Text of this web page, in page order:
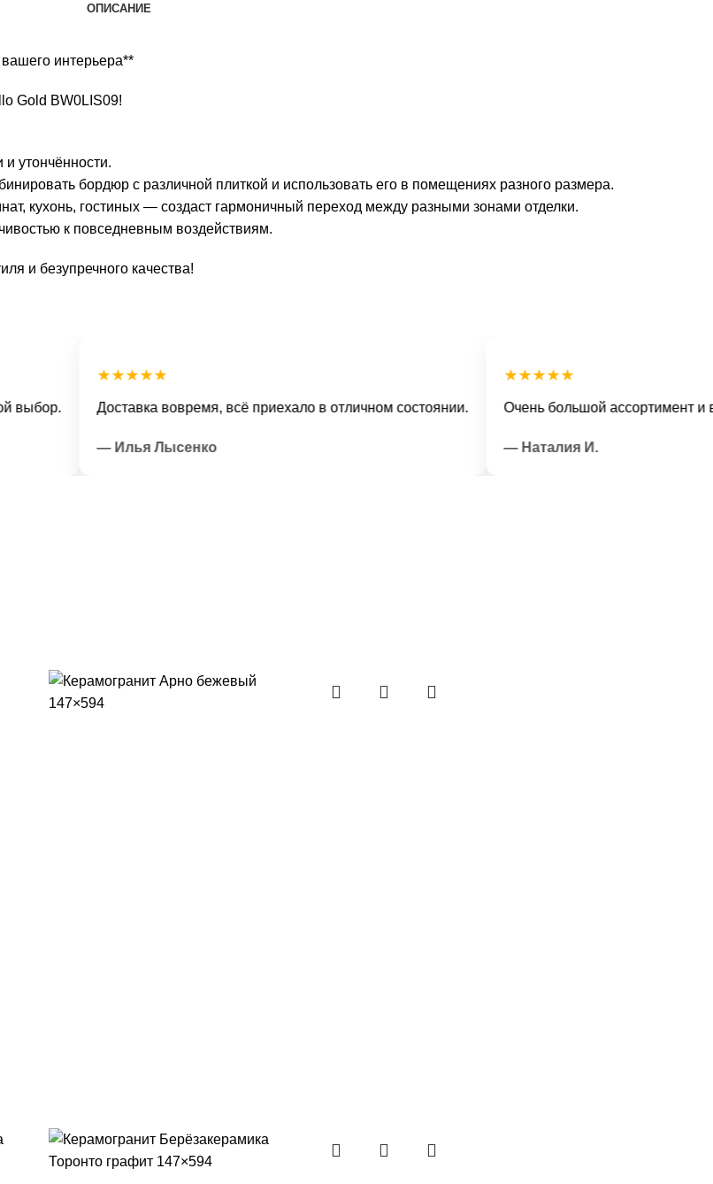
ОПИСАНИЕ
интерьера**
Gold BW0LIS09!
утончённости.
бордюр с различной плиткой и использовать его в помещениях разного размера.
кухонь, гостиных — создаст гармоничный переход между разными зонами отделки.
к повседневным воздействиям.
и безупречного качества!
★★★★★
Доставка вовремя, всё приехало в отличном состоянии.
— Илья Лысенко
★★★★★
Очень большой ассортимент и
— Наталия И.